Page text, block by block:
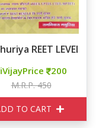
REET LEVEL 1
200
M.R.P. 450
TO CART